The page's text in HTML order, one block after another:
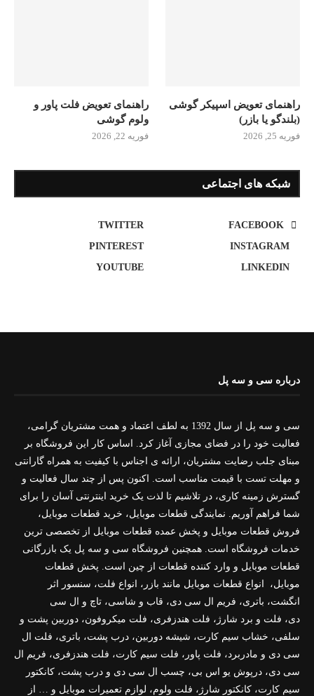
راهنمای تعویض اسپیکر گوشی
(بلندگو یا بازر)
فوریه 25, 2026
راهنمای تعویض فلت پاور و
ولوم گوشی
فوریه 22, 2026
شبکه های اجتماعی
FACEBOOK
TWITTER
INSTAGRAM
PINTEREST
LINKEDIN
YOUTUBE
درباره سی و سه پل
سی و سه پل از سال 1392 به لطف اعتماد و همت مشتریان گرامی،
فعالیت خود را در فضای مجازی آغاز کرد. اساس کار این فروشگاه بر
مبنای جلب رضایت مشتریان، ارائه ی اجناس با کیفیت به همراه گارانتی
و مهلت تست با قیمت مناسب است. اکنون پس از چند سال فعالیت و
گسترش زمینه کاری، در تلاشیم تا لذت یک خرید اینترنتی آسان را برای
شما فراهم آوریم. نمایندگی قطعات موبایل، خرید قطعات موبایل،
فروش قطعات موبایل و پخش عمده قطعات موبایل از تخصصی ترین
خدمات فروشگاه است. همچنین فروشگاه سی و سه پل یک بازرگانی
قطعات موبایل و وارد کننده قطعات از چین است. پخش قطعات
موبایل، انواع قطعات موبایل مانند بازر ، انواع فلت، سنسور اثر
انگشت، باتری، فریم ال سی دی، قاب و شاسی، تاچ و ال سی
دی، فلت و برد شارژ ، فلت هندزفری، فلت میکروفون، دوربین پشت و
سلفی، خشاب سیم کارت، شیشه دوربین، درب پشت، باتری، فلت ال
سی دی و مادربرد ، فلت پاور ، فلت سیم کارت، فلت هندزفری، فریم ال
سی دی، درپوش یو اس بی، چسب ال سی دی و درب پشت، کانکتور
سیم کارت، کانکتور شارژ ، فلت ولوم، لوازم تعمیرات موبایل و … از